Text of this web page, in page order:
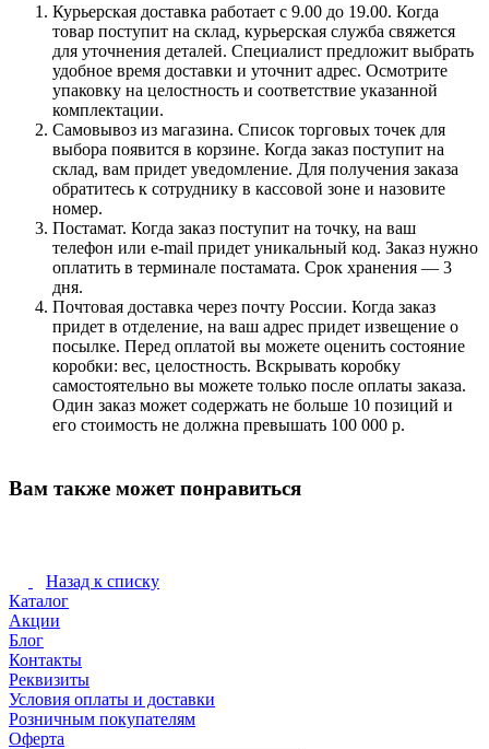
Курьерская доставка работает с 9.00 до 19.00. Когда
товар поступит на склад, курьерская служба свяжется
для уточнения деталей. Специалист предложит выбрать
удобное время доставки и уточнит адрес. Осмотрите
упаковку на целостность и соответствие указанной
комплектации.
Самовывоз из магазина. Список торговых точек для
выбора появится в корзине. Когда заказ поступит на
склад, вам придет уведомление. Для получения заказа
обратитесь к сотруднику в кассовой зоне и назовите
номер.
Постамат. Когда заказ поступит на точку, на ваш
телефон или e-mail придет уникальный код. Заказ нужно
оплатить в терминале постамата. Срок хранения — 3
дня.
Почтовая доставка через почту России. Когда заказ
придет в отделение, на ваш адрес придет извещение о
посылке. Перед оплатой вы можете оценить состояние
коробки: вес, целостность. Вскрывать коробку
самостоятельно вы можете только после оплаты заказа.
Один заказ может содержать не больше 10 позиций и
его стоимость не должна превышать 100 000 р.
Вам также может понравиться
Назад к списку
Каталог
Акции
Блог
Контакты
Реквизиты
Условия оплаты и доставки
Розничным покупателям
Оферта